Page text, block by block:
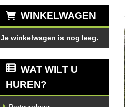
WINKELWAGEN
Je winkelwagen is nog leeg.
WAT WILT U
HUREN?